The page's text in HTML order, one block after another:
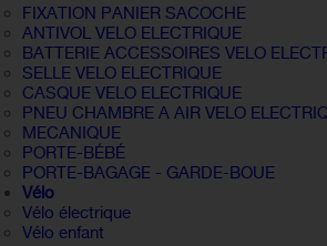
FIXATION PANIER SACOCHE
ANTIVOL VELO ELECTRIQUE
BATTERIE ACCESSOIRES VELO
SELLE VELO ELECTRIQUE
CASQUE VELO ELECTRIQUE
PNEU CHAMBRE A AIR VELO
MECANIQUE
PORTE-BÉBÉ
PORTE-BAGAGE - GARDE-BOUE
Vélo
Vélo électrique
Vélo enfant